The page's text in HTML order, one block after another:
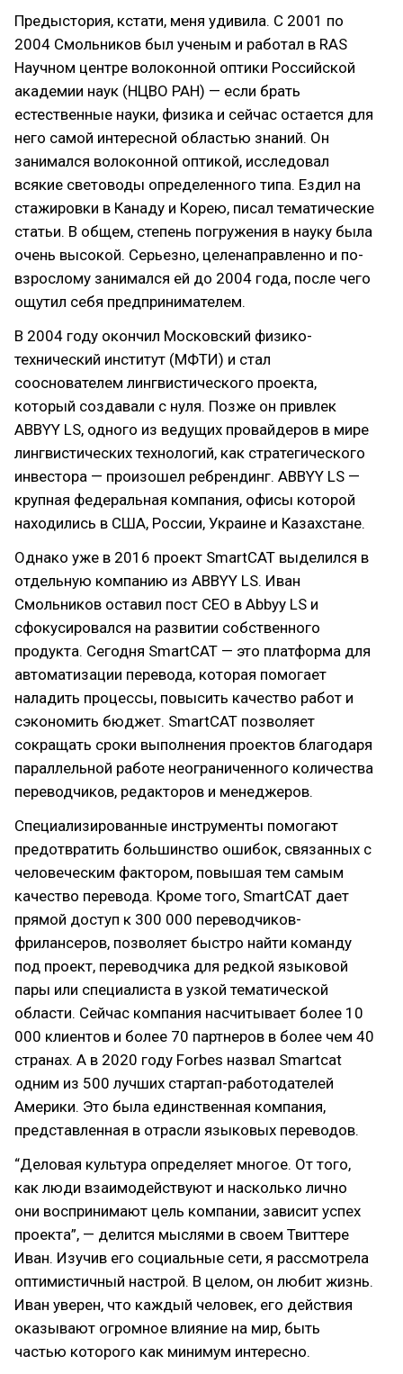
Предыстория, кстати, меня удивила. C 2001 по
2004 Смольников был ученым и работал в RAS
Научном центре волоконной оптики Российской
академии наук (НЦВО РАН) — если брать
естественные науки, физика и сейчас остается для
него самой интересной областью знаний. Он
занимался волоконной оптикой, исследовал
всякие световоды определенного типа. Ездил на
стажировки в Канаду и Корею, писал тематические
статьи. В общем, степень погружения в науку была
очень высокой. Серьезно, целенаправленно и по-
взрослому занимался ей до 2004 года, после чего
ощутил себя предпринимателем.
В 2004 году окончил Московский физико-
технический институт (МФТИ) и стал
сооснователем лингвистического проекта,
который создавали с нуля. Позже он привлек
ABBYY LS, одного из ведущих провайдеров в мире
лингвистических технологий, как стратегического
инвестора — произошел ребрендинг. ABBYY LS —
крупная федеральная компания, офисы которой
находились в США, России, Украине и Казахстане.
Однако уже в 2016 проект SmartCAT выделился в
отдельную компанию из ABBYY LS. Иван
Смольников оставил пост CEO в Abbyy LS и
сфокусировался на развитии собственного
продукта. Сегодня SmartCAT — это платформа для
автоматизации перевода, которая помогает
наладить процессы, повысить качество работ и
сэкономить бюджет. SmartCAT позволяет
сокращать сроки выполнения проектов благодаря
параллельной работе неограниченного количества
переводчиков, редакторов и менеджеров.
Специализированные инструменты помогают
предотвратить большинство ошибок, связанных с
человеческим фактором, повышая тем самым
качество перевода. Кроме того, SmartCAT дает
прямой доступ к 300 000 переводчиков-
фрилансеров, позволяет быстро найти команду
под проект, переводчика для редкой языковой
пары или специалиста в узкой тематической
области. Сейчас компания насчитывает более 10
000 клиентов и более 70 партнеров в более чем 40
странах. А в 2020 году Forbes назвал Smartcat
одним из 500 лучших стартап-работодателей
Америки. Это была единственная компания,
представленная в отрасли языковых переводов.
“Деловая культура определяет многое. От того,
как люди взаимодействуют и насколько лично
они воспринимают цель компании, зависит успех
проекта”, — делится мыслями в своем Твиттере
Иван. Изучив его социальные сети, я рассмотрела
оптимистичный настрой. В целом, он любит жизнь.
Иван уверен, что каждый человек, его действия
оказывают огромное влияние на мир, быть
частью которого как минимум интересно.